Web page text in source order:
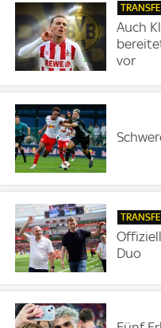
Auch
vor
Duo